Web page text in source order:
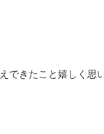
できたこと嬉しく思